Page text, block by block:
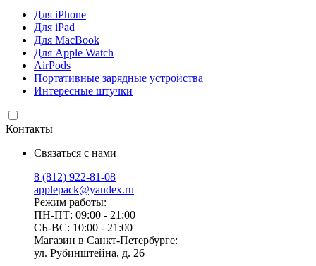
Для iPhone
Для iPad
Для MacBook
Для Apple Watch
AirPods
Портативные зарядные устройства
Интересные штучки
Контакты
Связаться с нами
8 (812) 922-81-08
applepack@yandex.ru
Режим работы:
ПН-ПТ: 09:00 - 21:00
СБ-ВС: 10:00 - 21:00
Магазин в Санкт-Петербурге:
ул. Рубинштейна, д. 26